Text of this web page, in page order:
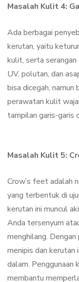
Masalah Kulit 4:
Ada berbagai
kerutan, yaitu
kulit, serta serangan
UV, polutan, dan
bisa dicegah,
perawatan kulit
tampilan garis-garis
Masalah Kulit 5:
Crow’s feet adalah
yang terbentuk di
kerutan ini muncul
Anda tersenyum
menghilang.
menipis dan kerutan
dalam. Penggunaan
membantu